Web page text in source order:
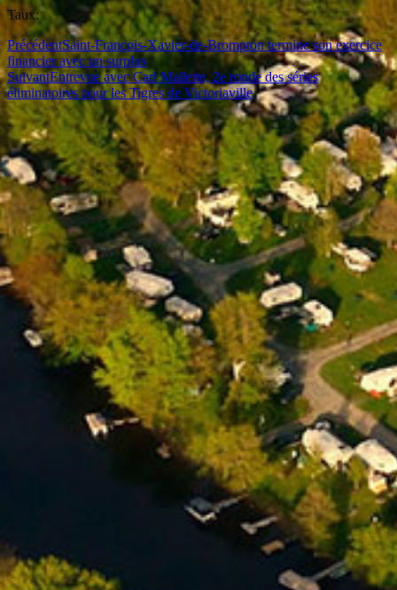
Taux:
PrécédentSaint-François-Xavier-de-Brompton termine son exercice
financier avec un surplus
SuivantEntrevue avec Carl Mallette, 2e ronde des séries
éliminatoires pour les Tigres de Victoriaville